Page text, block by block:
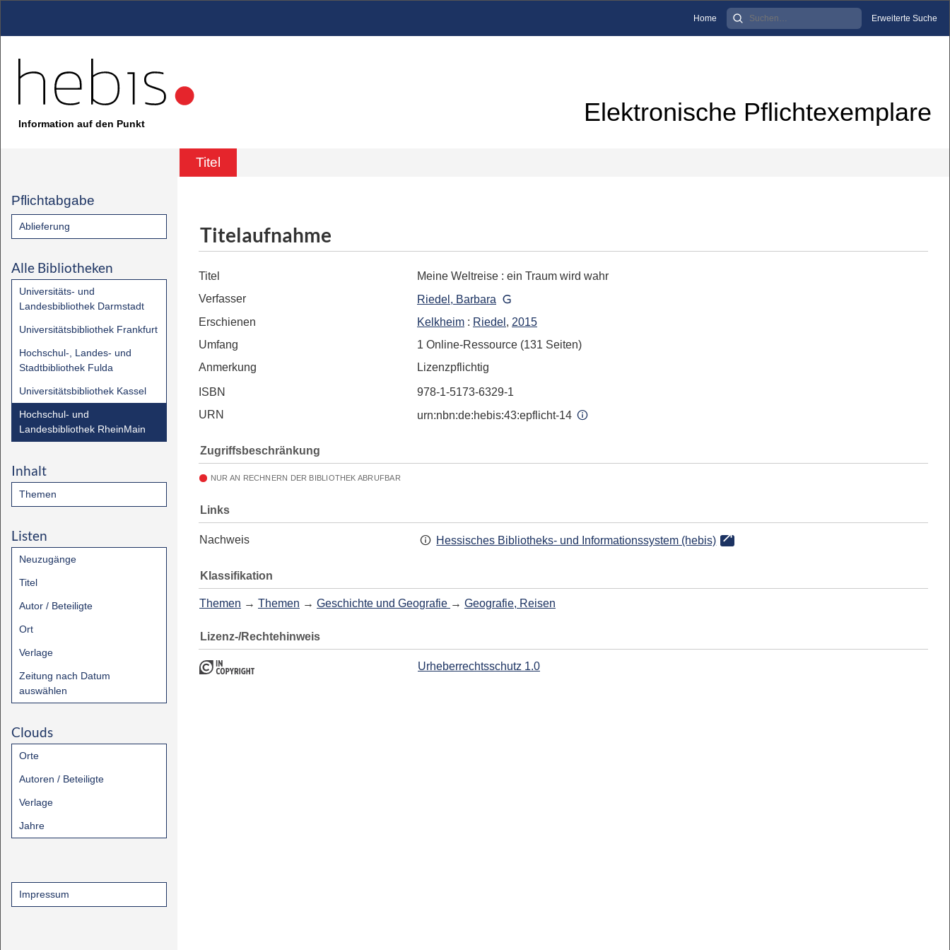
Home Erweiterte Suche
Information auf den Punkt Elektronische Pflichtexemplare
Titel
Pflichtabgabe
Ablieferung
Alle Bibliotheken
Universitäts- und
Landesbibliothek Darmstadt
Universitätsbibliothek Frankfurt
Hochschul-, Landes- und
Stadtbibliothek Fulda
Universitätsbibliothek Kassel
Hochschul- und
Landesbibliothek RheinMain
Inhalt
Themen
Listen
Neuzugänge
Titel
Autor / Beteiligte
Ort
Verlage
Zeitung nach Datum
auswählen
Clouds
Orte
Autoren / Beteiligte
Verlage
Jahre
Impressum
Titelaufnahme
Titel Meine Weltreise : ein Traum wird wahr
Verfasser
Riedel, Barbara
Erschienen
Kelkheim : Riedel , 2015
Umfang
1 Online-Ressource (131 Seiten)
Anmerkung
Lizenzpflichtig
ISBN
978-1-5173-6329-1
URN
urn:nbn:de:hebis:43:epflicht-14
Zugriffsbeschränkung
NUR AN RECHNERN DER BIBLIOTHEK ABRUFBAR
Links
Nachweis Hessisches Bibliotheks- und Informationssystem (hebis)
Klassifikation
Themen → Themen → Geschichte und Geografie → Geografie, Reisen
Lizenz-/Rechtehinweis
Urheberrechtsschutz 1.0